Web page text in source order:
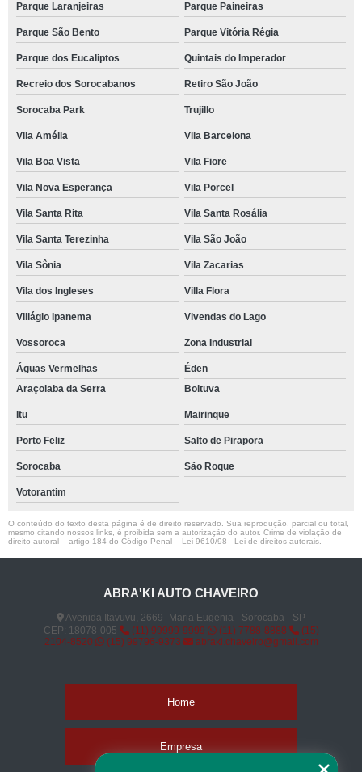
Parque Laranjeiras Parque Paineiras
Parque São Bento Parque Vitória Régia
Parque dos Eucaliptos Quintais do Imperador
Recreio dos Sorocabanos Retiro São João
Sorocaba Park Trujillo
Vila Amélia Vila Barcelona
Vila Boa Vista Vila Fiore
Vila Nova Esperança Vila Porcel
Vila Santa Rita Vila Santa Rosália
Vila Santa Terezinha Vila São João
Vila Sônia Vila Zacarias
Vila dos Ingleses Villa Flora
Villágio Ipanema Vivendas do Lago
Vossoroca Zona Industrial
Águas Vermelhas
Éden
Araçoiaba da Serra
Boituva
Itu Mairinque
Porto Feliz Salto de Pirapora
Sorocaba São Roque
Votorantim
O conteúdo do texto desta página é de direito reservado. Sua reprodução, parcial ou total,
mesmo citando nossos links, é proibida sem a autorização do autor. Crime de violação de
direito autoral – artigo 184 do Código Penal – Lei 9610/98 - Lei de direitos autorais
ABRA'KI AUTO CHAVEIRO
Avenida Itavuvu, 2669- Maria Eugenia - Sorocaba - SP
CEP: 18078-005
(11) 99999-9999 (11) 7788-8888
(15)
2104-8520
(15) 99796-9373 abraki.chaveiro@gmail.com
Home
Empresa